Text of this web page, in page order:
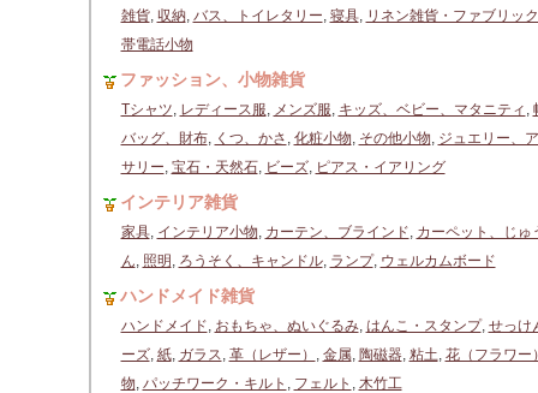
雑貨, 収納, バス、トイレタリー, 寝具, リネン雑貨・ファブリック
帯電話小物
ファッション、小物雑貨
Tシャツ, レディース服, メンズ服, キッズ、ベビー、マタニティ ,
バッグ、財布, くつ、かさ , 化粧小物, その他小物, ジュエリー、
サリー, 宝石・天然石, ビーズ, ピアス・イアリング
インテリア雑貨
家具, インテリア小物, カーテン、ブラインド, カーペット、じゅ
ん, 照明 , ろうそく、キャンドル, ランプ, ウェルカムボード
ハンドメイド雑貨
ハンドメイド, おもちゃ、ぬいぐるみ, はんこ・スタンプ, せっけ
ーズ, 紙, ガラス, 革（レザー） , 金属, 陶磁器, 粘土, 花（フラワー
物, パッチワーク・キルト , フェルト , 木竹工